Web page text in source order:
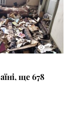
92
ще 678